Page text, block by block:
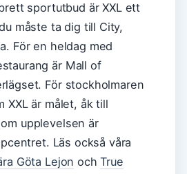
sportutbud är XXL ett
måste ta dig till City,
För en heldag med
är Mall of
För stockholmaren
XXL är målet, åk till
upplevelsen är
Läs också våra
Göta Lejon ochTrue